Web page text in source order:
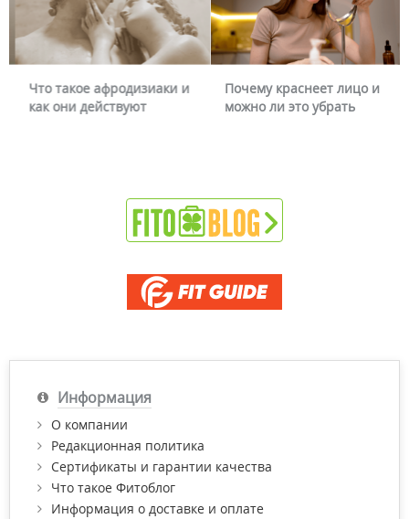
Что такое афродизиаки и
как они действуют
Почему краснеет лицо и
можно ли это убрать
Информация
О компании
Редакционная политика
Сертификаты и гарантии качества
Что такое Фитоблог
Информация о доставке и оплате